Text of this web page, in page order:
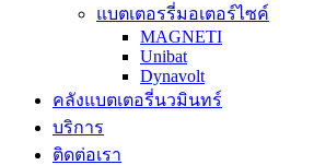
แบตเตอรรี่มอเตอร์ไซค์
MAGNETI
Unibat
Dynavolt
คลังแบตเตอรี่นวมินทร์
บริการ
ติดต่อเรา